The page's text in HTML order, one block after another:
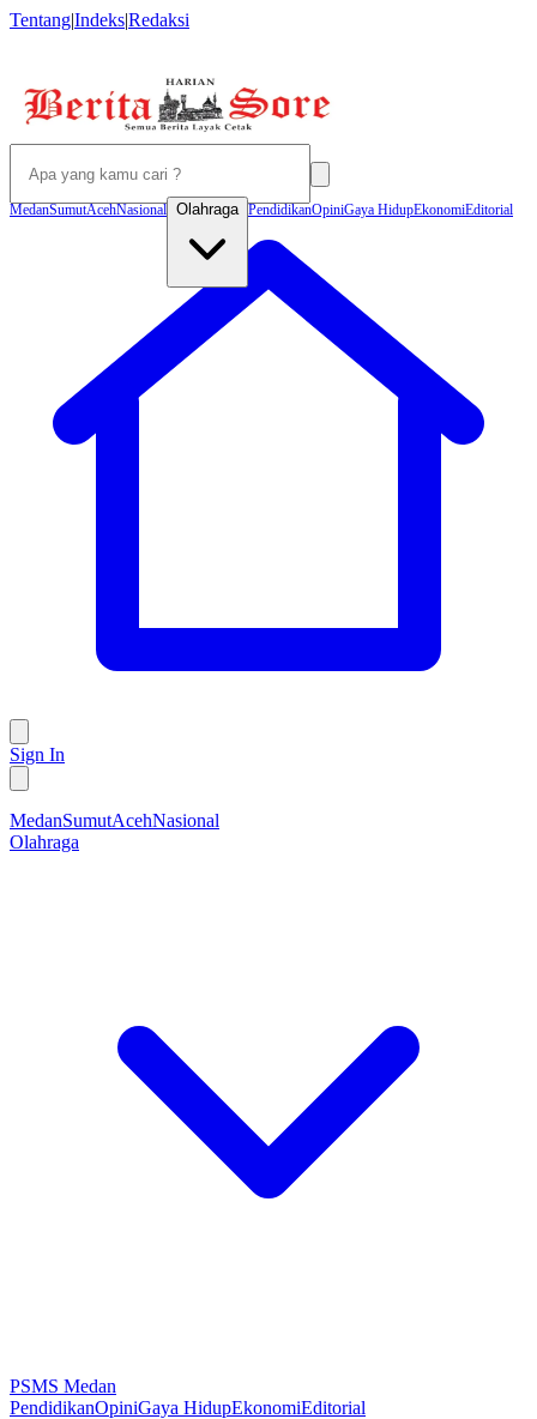
Tentang|Indeks|Redaksi
MedanSumutAcehNasional Olahraga PendidikanOpiniGaya HidupEkonomiEditorial
Sign In
MedanSumutAcehNasional
Olahraga
PSMS Medan
PendidikanOpiniGaya HidupEkonomiEditorial